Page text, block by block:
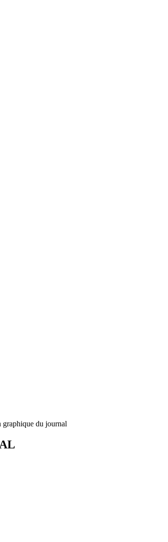
graphique du journal